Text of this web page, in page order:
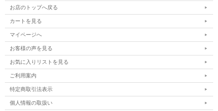
お店のトップへ戻る
カートを見る
マイページへ
お客様の声を見る
お気に入りリストを見る
ご利用案内
特定商取引法表示
個人情報の取扱い